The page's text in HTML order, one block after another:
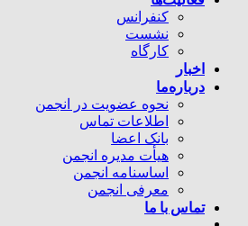
کنفرانس
نشست
کارگاه
اخبار
درباره‌ما
نحوه عضویت در انجمن
اطلاعات تماس
بانک اعضا
هیأت مدیره انجمن
اساسنامه انجمن
معرفی انجمن
تماس با ما